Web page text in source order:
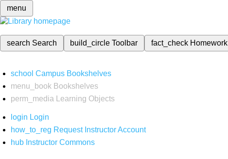
menu
search Search build_circleToolbar fact_check Homework
school Campus Bookshelves
menu_book Bookshelves
perm_media
Learning Objects
login Login
how_to_reg Request Instructor Account
hub Instructor Commons